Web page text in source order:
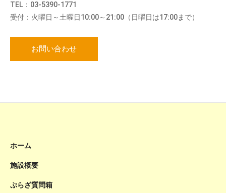
TEL：03-5390-1771
受付：火曜日～土曜日10:00～21:00（日曜日は17:00まで）
お問い合わせ
ホーム
施設概要
ぷらざ質問箱